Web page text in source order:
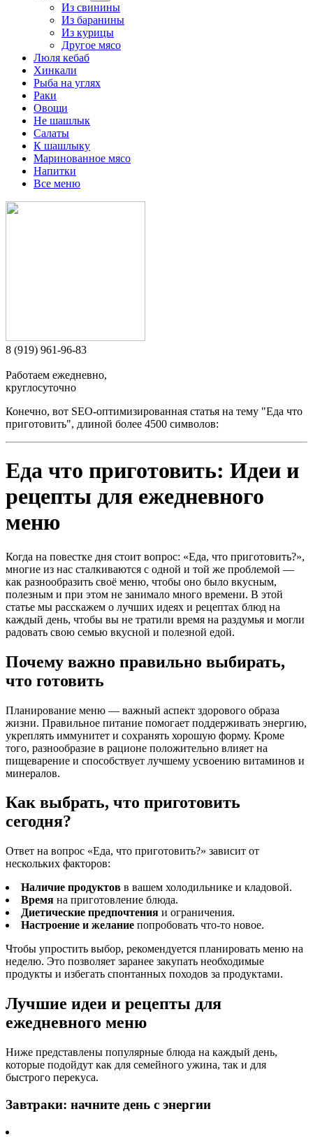
Из свинины
Из баранины
Из курицы
Другое мясо
Люля кебаб
Хинкали
Рыба на углях
Раки
Овощи
Не шашлык
Салаты
К шашлыку
Маринованное мясо
Напитки
Все меню
8 (919) 961-96-83
Работаем ежедневно,
круглосуточно
Конечно, вот SEO-оптимизированная статья на тему "Еда что
приготовить", длиной более 4500 символов:
Еда что приготовить: Идеи и
рецепты для ежедневного
меню
Когда на повестке дня стоит вопрос: «Еда, что приготовить?»,
многие из нас сталкиваются с одной и той же проблемой —
как разнообразить своё меню, чтобы оно было вкусным,
полезным и при этом не занимало много времени. В этой
статье мы расскажем о лучших идеях и рецептах блюд на
каждый день, чтобы вы не тратили время на раздумья и могли
радовать свою семью вкусной и полезной едой.
Почему важно правильно выбирать,
что готовить
Планирование меню — важный аспект здорового образа
жизни. Правильное питание помогает поддерживать энергию,
укреплять иммунитет и сохранять хорошую форму. Кроме
того, разнообразие в рационе положительно влияет на
пищеварение и способствует лучшему усвоению витаминов и
минералов.
Как выбрать, что приготовить
сегодня?
Ответ на вопрос «Еда, что приготовить?» зависит от
нескольких факторов:
Наличие продуктов в вашем холодильнике и кладовой.
Время на приготовление блюда.
Диетические предпочтения и ограничения.
Настроение и желание попробовать что-то новое.
Чтобы упростить выбор, рекомендуется планировать меню на
неделю. Это позволяет заранее закупать необходимые
продукты и избегать спонтанных походов за продуктами.
Лучшие идеи и рецепты для
ежедневного меню
Ниже представлены популярные блюда на каждый день,
которые подойдут как для семейного ужина, так и для
быстрого перекуса.
Завтраки: начните день с энергии